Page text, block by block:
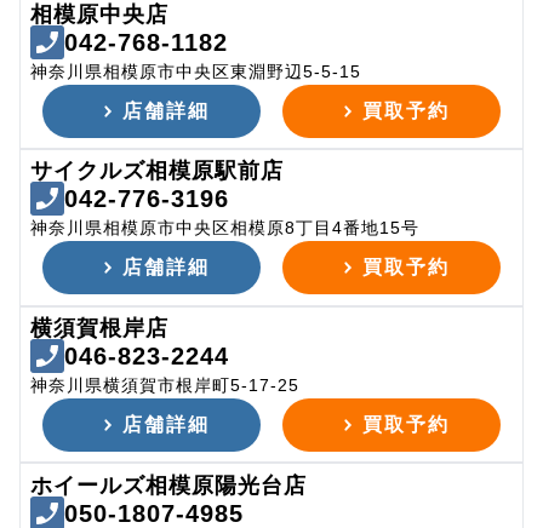
相模原中央店
042-768-1182
神奈川県相模原市中央区東淵野辺5-5-15
店舗詳細 買取予約
サイクルズ相模原駅前店
042-776-3196
神奈川県相模原市中央区相模原8丁目4番地15号
店舗詳細 買取予約
横須賀根岸店
046-823-2244
神奈川県横須賀市根岸町5-17-25
店舗詳細 買取予約
ホイールズ相模原陽光台店
050-1807-4985